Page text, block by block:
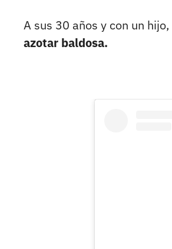
A sus 30 años y con un hijo,
azotar baldosa.